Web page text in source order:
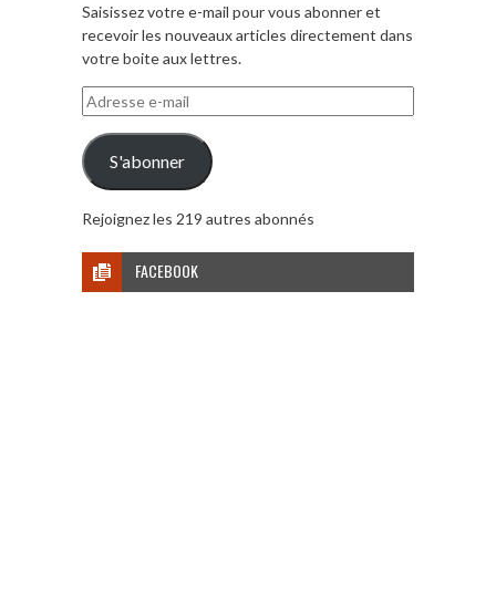
Saisissez votre e-mail pour vous abonner et
recevoir les nouveaux articles directement dans
votre boite aux lettres.
Adresse
e-
mail
S'abonner
Rejoignez les 219 autres abonnés
FACEBOOK